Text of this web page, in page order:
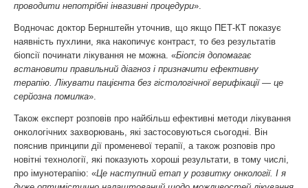
проводити непотрібні інвазивні процедури».
Водночас доктор Бернштейн уточнив, що якщо ПЕТ-КТ показує
наявність пухлини, яка накопичує контраст, то без результатів
біопсії починати лікування не можна. «Біопсія допомагає
встановити правильний діагноз і призначити ефективну
терапію. Лікувати пацієнта без гістологічної верифікації — це
серйозна помилка».
Також експерт розповів про найбільш ефективні методи лікування
онкологічних захворювань, які застосовуються сьогодні. Він
пояснив принципи дії променевої терапії, а також розповів про
новітні технології, які показують хороші результати, в тому числі,
про імунотерапію: «Це наступний етап у розвитку онкології. І я